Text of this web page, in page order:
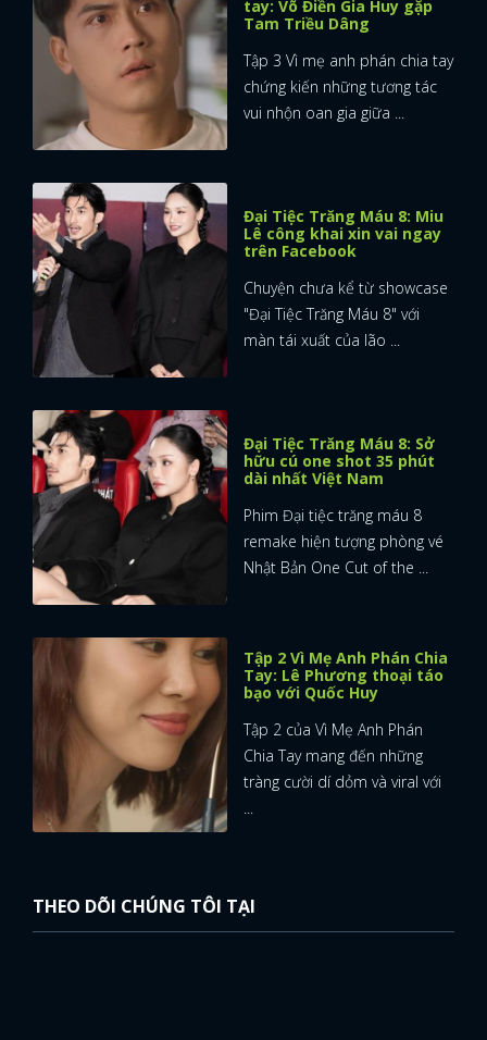
tay: Võ Điền Gia Huy gặp
Tam Triều Dâng
Tập 3 Vì mẹ anh phán chia tay
chứng kiến những tương tác
vui nhộn oan gia giữa ...
Đại Tiệc Trăng Máu 8: Miu
Lê công khai xin vai ngay
trên Facebook
Chuyện chưa kể từ showcase
"Đại Tiệc Trăng Máu 8" với
màn tái xuất của lão ...
Đại Tiệc Trăng Máu 8: Sở
hữu cú one shot 35 phút
dài nhất Việt Nam
Phim Đại tiệc trăng máu 8
remake hiện tượng phòng vé
Nhật Bản One Cut of the ...
Tập 2 Vì Mẹ Anh Phán Chia
Tay: Lê Phương thoại táo
bạo với Quốc Huy
Tập 2 của Vì Mẹ Anh Phán
Chia Tay mang đến những
tràng cười dí dỏm và viral với
...
THEO DÕI CHÚNG TÔI TẠI